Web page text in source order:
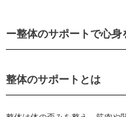
ー整体のサポートで心身
整体のサポートとは